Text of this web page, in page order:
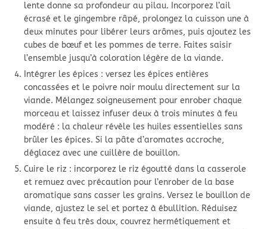
lente donne sa profondeur au pilau. Incorporez l’ail
écrasé et le gingembre râpé, prolongez la cuisson une à
deux minutes pour libérer leurs arômes, puis ajoutez les
cubes de bœuf et les pommes de terre. Faites saisir
l’ensemble jusqu’à coloration légère de la viande.
Intégrer les épices : versez les épices entières
concassées et le poivre noir moulu directement sur la
viande. Mélangez soigneusement pour enrober chaque
morceau et laissez infuser deux à trois minutes à feu
modéré : la chaleur révèle les huiles essentielles sans
brûler les épices. Si la pâte d’aromates accroche,
déglacez avec une cuillère de bouillon.
Cuire le riz : incorporez le riz égoutté dans la casserole
et remuez avec précaution pour l’enrober de la base
aromatique sans casser les grains. Versez le bouillon de
viande, ajustez le sel et portez à ébullition. Réduisez
ensuite à feu très doux, couvrez hermétiquement et